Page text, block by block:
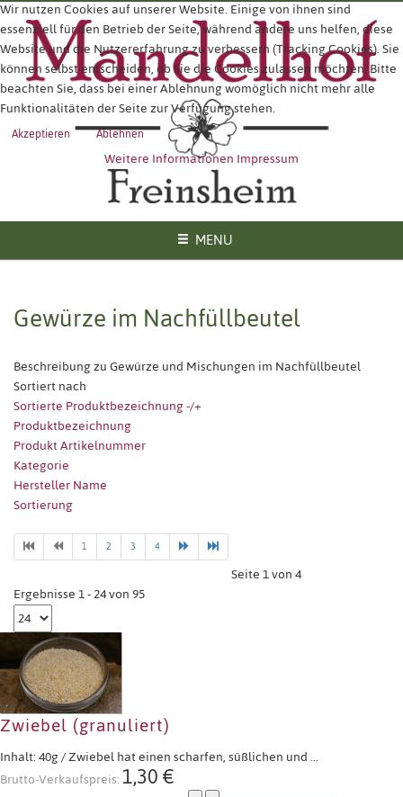
MENU
Gewürze im Nachfüllbeutel
Beschreibung zu Gewürze und Mischungen im Nachfüllbeutel
Sortiert nach
Sortierte Produktbezeichnung -/+
Produktbezeichnung
Produkt Artikelnummer
Kategorie
Hersteller Name
Sortierung
1 2 3 4
Seite 1 von 4
Ergebnisse 1 - 24 von 95
Zwiebel (granuliert)
Inhalt: 40g / Zwiebel hat einen scharfen, süßlichen und ...
Brutto-Verkaufspreis:1,30 €
Wir nutzen Cookies auf unserer Website. Einige von ihnen sind
essenziell für den Betrieb der Seite, während andere uns helfen, diese
Website und die Nutzererfahrung zu verbessern (Tracking Cookies). Sie
können selbst entscheiden, ob Sie die Cookies zulassen möchten. Bitte
beachten Sie, dass bei einer Ablehnung womöglich nicht mehr alle
Funktionalitäten der Seite zur Verfügung stehen.
Akzeptieren Ablehnen
Weitere InformationenImpressum